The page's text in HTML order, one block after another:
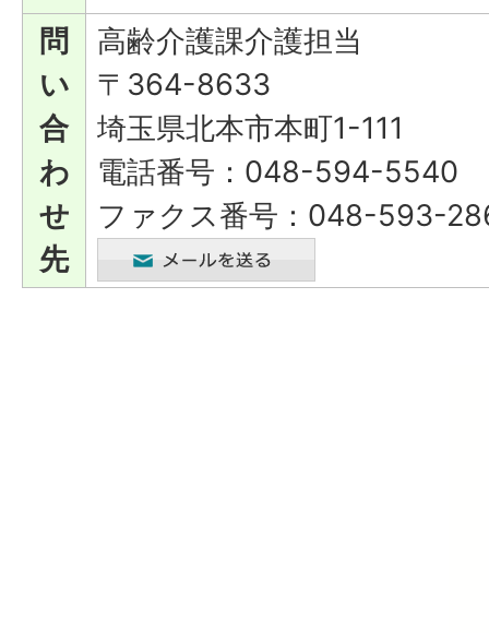
問
い
合
わ
せ
先
高齢介護課介護担当
〒364-8633
埼玉県北本市本町1-111
電話番号：048-594-5540
ファクス番号：048-593-